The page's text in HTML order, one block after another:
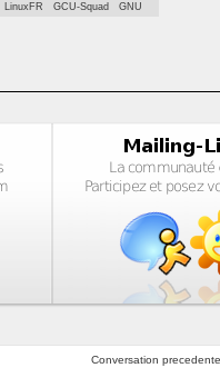
LinuxFR GCU-Squad GNU
Conversation precedente